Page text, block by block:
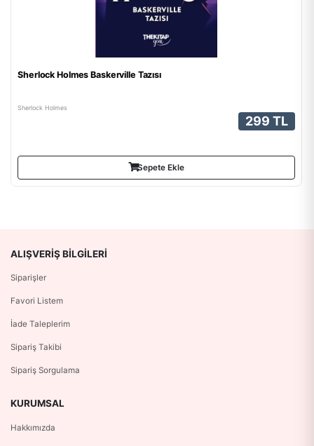
Sherlock Holmes Baskerville Tazısı
Sherlock Holmes
299 TL
Sepete Ekle
ALIŞVERIŞ BILGILERI
Siparişler
Favori Listem
İade Taleplerim
Sipariş Takibi
Sipariş Sorgulama
KURUMSAL
Hakkımızda